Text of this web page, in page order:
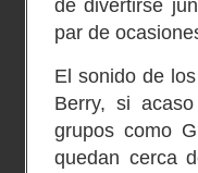
de divertirse
par de
El sonido de
Berry, si
grupos como
quedan cerca